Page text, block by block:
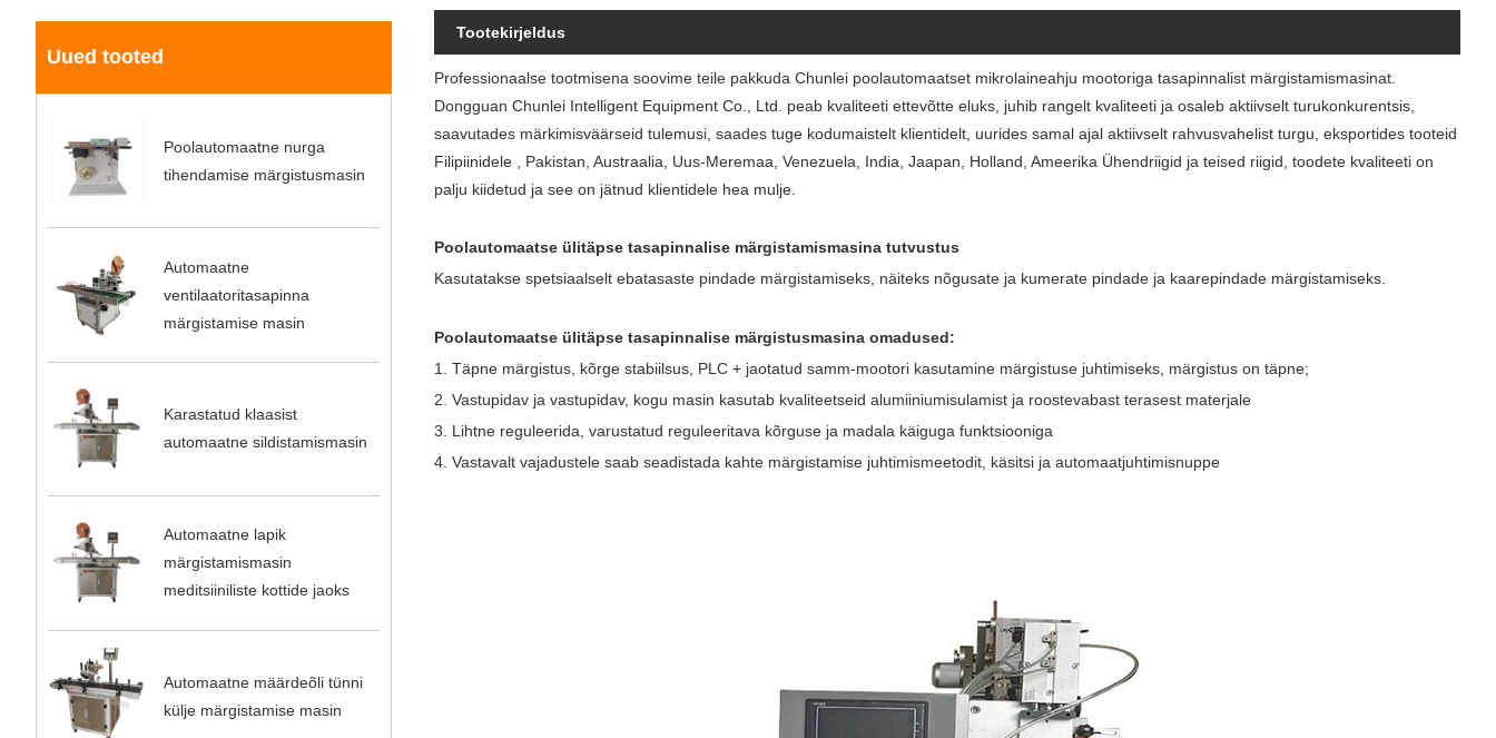
Uued tooted
Poolautomaatne nurga
tihendamise märgistusmasin
Automaatne
ventilaatoritasapinna
märgistamise masin
Karastatud klaasist
automaatne sildistamismasin
Automaatne lapik
märgistamismasin
meditsiiniliste kottide jaoks
Automaatne määrdeõli tünni
külje märgistamise masin
Tootekirjeldus
Professionaalse tootmisena soovime teile pakkuda Chunlei poolautomaatset mikrolaineahju mootoriga tasapinnalist märgistamismasinat.
Dongguan Chunlei Intelligent Equipment Co., Ltd. peab kvaliteeti ettevõtte eluks, juhib rangelt kvaliteeti ja osaleb aktiivselt turukonkurentsis,
saavutades märkimisväärseid tulemusi, saades tuge kodumaistelt klientidelt, uurides samal ajal aktiivselt rahvusvahelist turgu, eksportides tooteid
Filipiinidele , Pakistan, Austraalia, Uus-Meremaa, Venezuela, India, Jaapan, Holland, Ameerika Ühendriigid ja teised riigid, toodete kvaliteeti on
palju kiidetud ja see on jätnud klientidele hea mulje.
Poolautomaatse ülitäpse tasapinnalise märgistamismasina tutvustus
Kasutatakse spetsiaalselt ebatasaste pindade märgistamiseks, näiteks nõgusate ja kumerate pindade ja kaarepindade märgistamiseks.
Poolautomaatse ülitäpse tasapinnalise märgistusmasina omadused:
1. Täpne märgistus, kõrge stabiilsus, PLC + jaotatud samm-mootori kasutamine märgistuse juhtimiseks, märgistus on täpne;
2. Vastupidav ja vastupidav, kogu masin kasutab kvaliteetseid alumiiniumisulamist ja roostevabast terasest materjale
3. Lihtne reguleerida, varustatud reguleeritava kõrguse ja madala käiguga funktsiooniga
4. Vastavalt vajadustele saab seadistada kahte märgistamise juhtimismeetodit, käsitsi ja automaatjuhtimisnuppe